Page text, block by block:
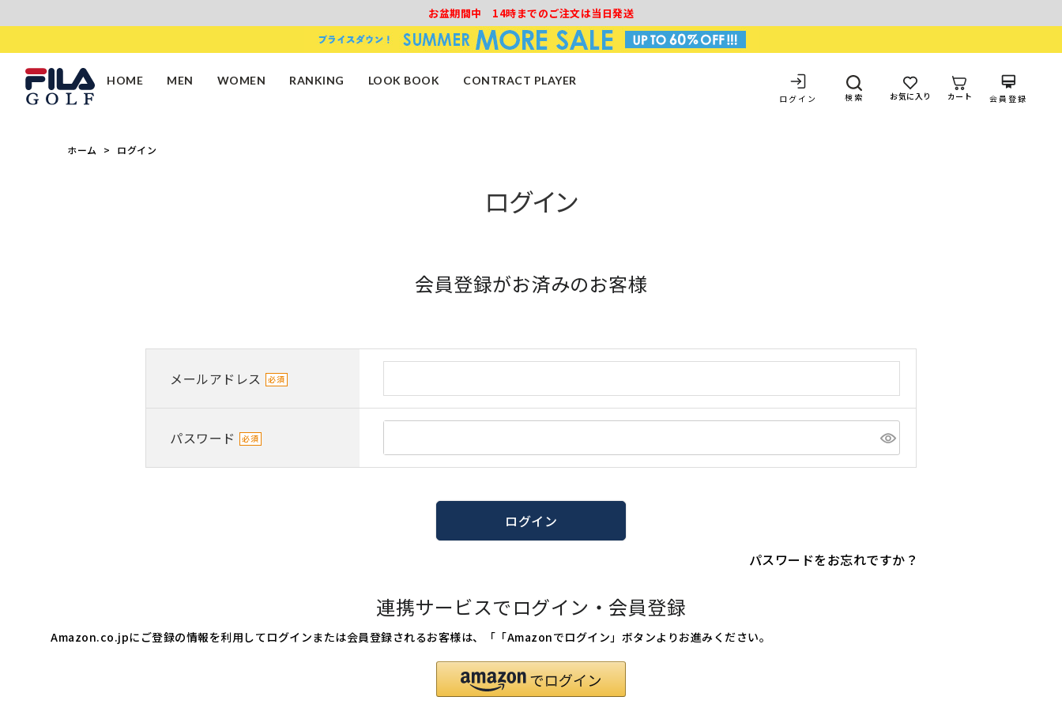
お盆期間中 14時までのご注文は当日発送
HOME MEN WOMEN RANKING LOOK BOOK CONTRACT PLAYER
ログイン 検索 お気に入り カート 会員登録
ホーム ログイン
ログイン
会員登録がお済みのお客様
メールアドレス
パスワード
ログイン
パスワードをお忘れですか？
連携サービスでログイン・会員登録
Amazon.co.jpにご登録の情報を利用してログインまたは会員登録されるお客様は、「「Amazonでログイン」ボタンよりお進みください。